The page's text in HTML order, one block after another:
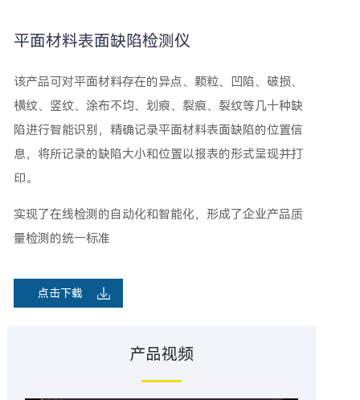
平面材料表面缺陷检测仪
该产品可对平面材料存在的异点、颗粒、凹陷、破损、
横纹、竖纹、涂布不均、划痕、裂痕、裂纹等几十种缺
陷进行智能识别，精确记录平面材料表面缺陷的位置信
息，将所记录的缺陷大小和位置以报表的形式呈现并打
印。
实现了在线检测的自动化和智能化，形成了企业产品质
量检测的统一标准
点击下载
产品视频